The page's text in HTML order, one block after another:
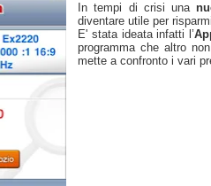
In tempi di crisi una
diventare utile per
E' stata ideata infatti l’
programma che altro
mette a confronto i vari